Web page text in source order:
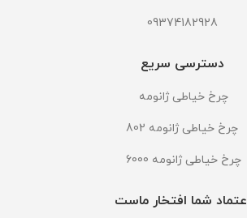
09374182928
دسترسی سریع
چرخ خیاطی ژانومه
چرخ خیاطی ژانومه 802
چرخ خیاطی ژانومه 6000
شما افتخار ماست